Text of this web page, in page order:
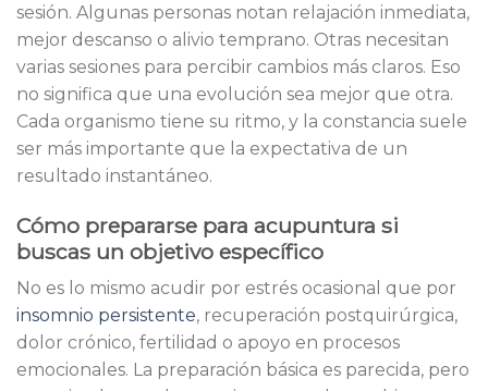
sesión. Algunas personas notan relajación inmediata,
mejor descanso o alivio temprano. Otras necesitan
varias sesiones para percibir cambios más claros. Eso
no significa que una evolución sea mejor que otra.
Cada organismo tiene su ritmo, y la constancia suele
ser más importante que la expectativa de un
resultado instantáneo.
Cómo prepararse para acupuntura si
buscas un objetivo específico
No es lo mismo acudir por estrés ocasional que por
insomnio persistente, recuperación postquirúrgica,
dolor crónico, fertilidad o apoyo en procesos
emocionales. La preparación básica es parecida, pero